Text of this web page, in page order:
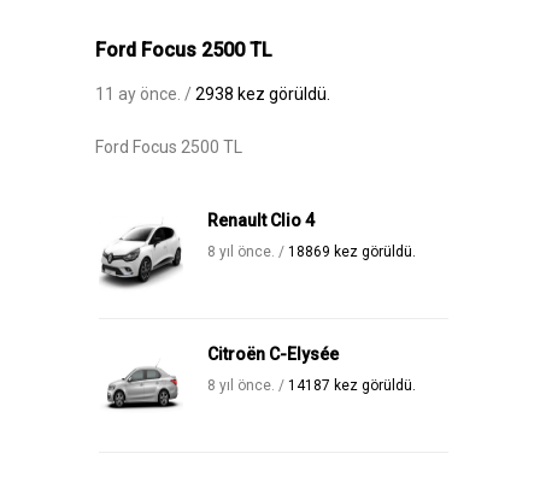
Ford Focus 2500 TL
11 ay önce. /2938 kez görüldü.
Ford Focus 2500 TL
Renault Clio 4
8 yıl önce. / 18869 kez görüldü.
Citroën C-Elysée
8 yıl önce. / 14187 kez görüldü.